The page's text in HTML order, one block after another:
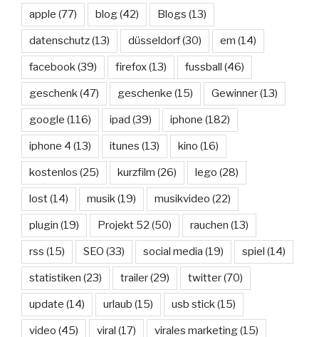
apple (77) blog(42) Blogs (13)
datenschutz(13) düsseldorf(30) em (14)
facebook(39) firefox(13) fussball (46)
geschenk(47) geschenke (15) Gewinner(13)
google (116) ipad (39) iphone (182)
iphone 4 (13) itunes (13) kino (16)
kostenlos (25) kurzfilm (26) lego (28)
lost(14) musik(19) musikvideo (22)
plugin (19) Projekt 52 (50) rauchen (13)
rss (15) SEO (33) social media (19) spiel (14)
statistiken (23) trailer(29) twitter(70)
update (14) urlaub (15) usb stick(15)
video (45) viral (17) virales marketing(15)